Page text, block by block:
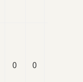
0 0